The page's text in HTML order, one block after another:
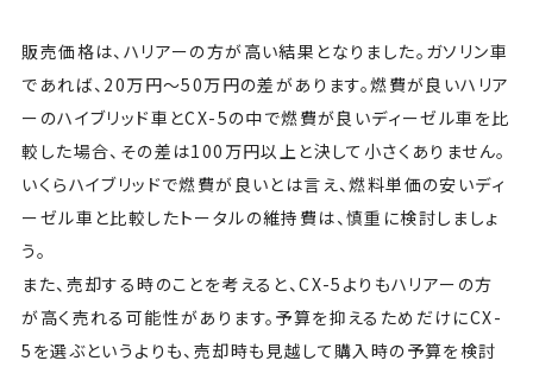
販売価格は、ハリアーの方が高い結果となりました。ガソリン車
であれば、20万円〜50万円の差があります。燃費が良いハリア
ーのハイブリッド車とCX-5の中で燃費が良いディーゼル車を比
較した場合、その差は100万円以上と決して小さくありません。
いくらハイブリッドで燃費が良いとは言え、燃料単価の安いディ
ーゼル車と比較したトータルの維持費は、慎重に検討しましょ
う。
また、売却する時のことを考えると、CX-5よりもハリアーの方
が高く売れる可能性があります。予算を抑えるためだけにCX-
5を選ぶというよりも、売却時も見越して購入時の予算を検討